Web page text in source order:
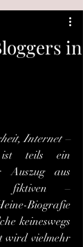
in
Internet –
teils ein
Auszug aus
fiktiven –
Biografie
keineswegs
wird vielmehr